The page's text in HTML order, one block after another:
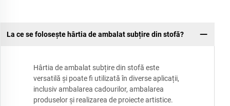
La ce se folosește hârtia de ambalat subțire din stofă?
Hârtia de ambalat subțire din stofă este
versatilă și poate fi utilizată în diverse aplicații,
inclusiv ambalarea cadourilor, ambalarea
produselor și realizarea de proiecte artistice.